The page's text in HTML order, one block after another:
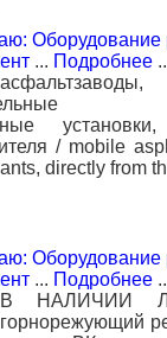
Оборудование
... Подробнее
/ mobile
directly from
Оборудование
... Подробнее
В НАЛИЧИИ
горнорежующий